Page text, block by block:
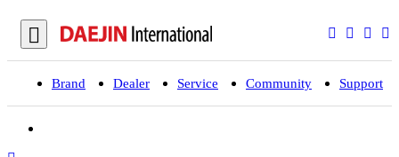
Brand Dealer Service Community Support